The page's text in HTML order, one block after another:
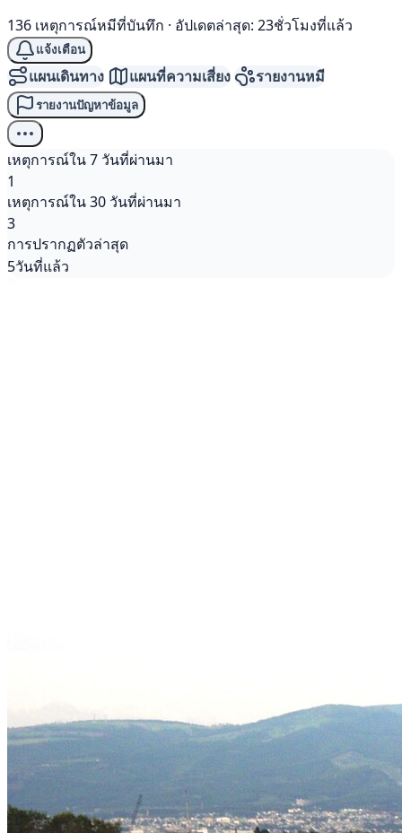
136 เหตุการณ์หมีที่บันทึก · อัปเดตล่าสุด: 23ชั่วโมงที่แล้ว
แจ้งเตือน
แผนเดินทาง แผนที่ความเสี่ยง รายงานหมี
รายงานปัญหาข้อมูล
เหตุการณ์ใน 7 วันที่ผ่านมา
1
เหตุการณ์ใน 30 วันที่ผ่านมา
3
การปรากฏตัวล่าสุด
5วันที่แล้ว